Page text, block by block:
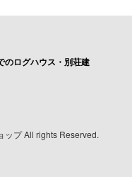
のログハウス・別荘建
プ All rights Reserved.